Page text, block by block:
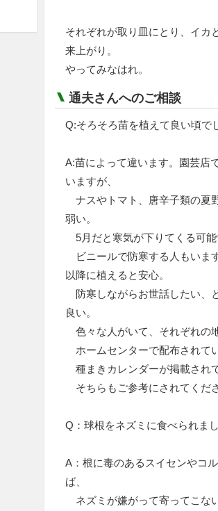
それぞれが取り皿にとり、イカ
来上がり。
やってみなはれ。
通夫さんへのご相談
Q:そろそろ苗を植えて良い頃で
A:苗によって違います。園芸店
いますが、
ナスやトマト、唐辛子類の夏
弱い。
5月だと寒気が下りてくる可
ビニールで防寒する人もいま
以降に植えると安心。
防寒しながらお世話したい、
良い。
色々な人がいて、それぞれの
ホームセンターで配布されて
種まきカレンダーが掲載され
そちらもご参考にされてくだ
Q：球根をネズミに食べられま
A：根に毒のあるスイセンやコ
ば、
ネズミが嫌がって寄ってこな